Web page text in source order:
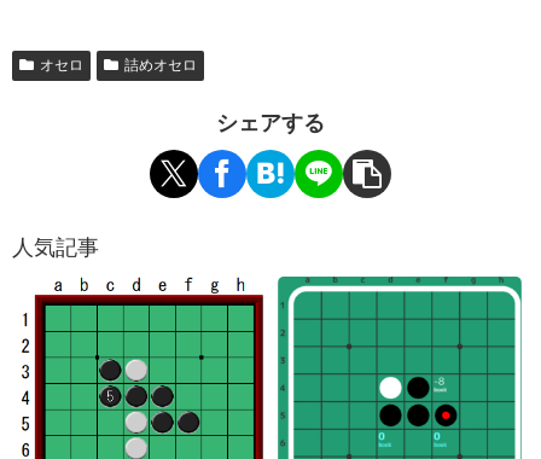
オセロ 詰めオセロ
シェアする
人気記事